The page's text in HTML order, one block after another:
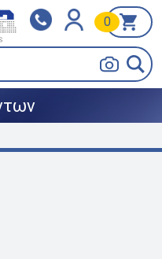
0
BOX NOW